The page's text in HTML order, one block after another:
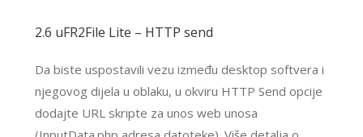
2.6 uFR2File Lite – HTTP send
Da biste uspostavili vezu između desktop softvera i
njegovog dijela u oblaku, u okviru HTTP Send opcije
dodajte URL skripte za unos web unosa